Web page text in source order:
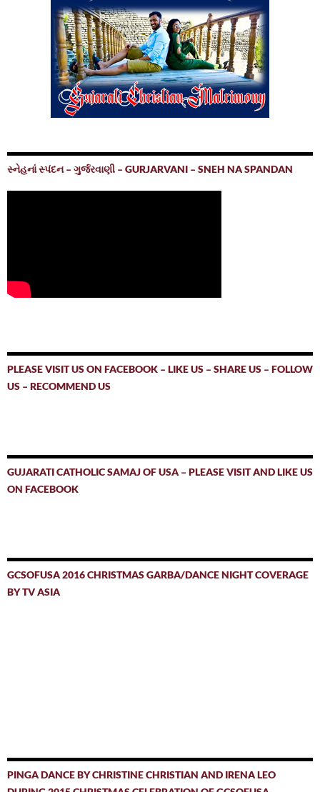
સ્નેહનાં સ્પંદન – ગુર્જરવાણી – GURJARVANI – SNEH NA SPANDAN
PLEASE VISIT US ON FACEBOOK – LIKE US – SHARE US – FOLLOW
US – RECOMMEND US
GUJARATI CATHOLIC SAMAJ OF USA – PLEASE VISIT AND LIKE US
ON FACEBOOK
GCSOFUSA 2016 CHRISTMAS GARBA/DANCE NIGHT COVERAGE
BY TV ASIA
PINGA DANCE BY CHRISTINE CHRISTIAN AND IRENA LEO